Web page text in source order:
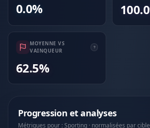
0.0%
MOYENNE VS
VAINQUEUR
62.5%
Progression et analyses
Métriques pour : Sporting · normalisées par